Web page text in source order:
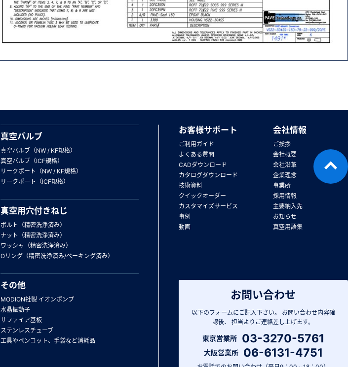
お問い合わせ
以下のフォームにご記入下さい。
お問い合わせ内容確
認後、
担当よりご連絡差し上げます。
東京営業所 03-3270-5761
大阪営業所 06-6131-4751
真空バルブ
真空バルブ（NW / KF規格）
真空バルブ（ICF規格）
リークポート（NW / KF規格）
リークポート（ICF規格）
真空用穴付きねじ
ボルト（精密洗浄済み）
ナット（精密洗浄済み）
ワッシャ（精密洗浄済み）
Oリング（精密洗浄済み/ベーキング済み）
その他
MODION社製 イオンポンプ
水晶振動子
サファイア基板
ステンレスチューブ
工具やベンコット、手袋など消耗品
お客様サポート
ご利用ガイド
よくある質問
CADダウンロード
カタログダウンロード
技術資料
クイックオーダー
カスタマイズサービス
事例
動画
会社情報
ご挨拶
会社概要
会社沿革
企業理念
事業所
採用情報
主要納入先
お知らせ
真空用語集